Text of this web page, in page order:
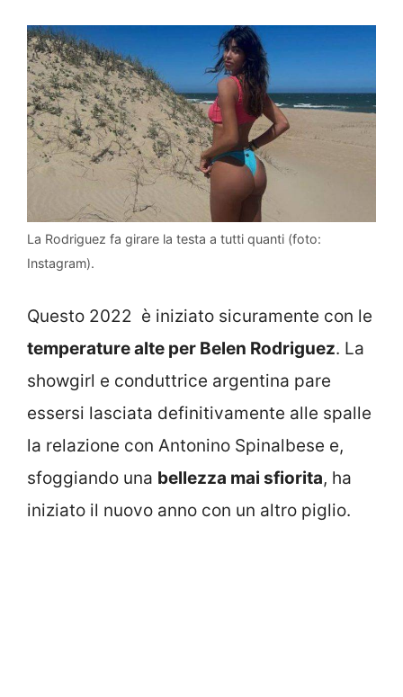
La Rodriguez fa girare la testa a tutti quanti (foto:
Instagram).
Questo 2022 è iniziato sicuramente con le
temperature alte per Belen Rodriguez. La
showgirl e conduttrice argentina pare
essersi lasciata definitivamente alle spalle
la relazione con Antonino Spinalbese e,
sfoggiando una bellezza mai sfiorita, ha
iniziato il nuovo anno con un altro piglio.